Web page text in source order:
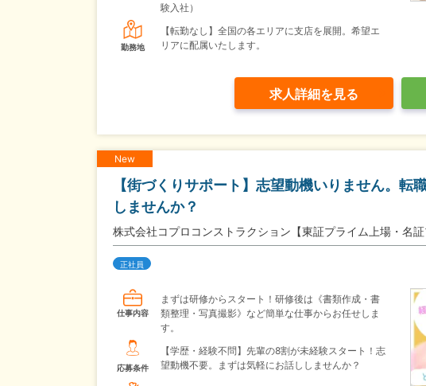
験入社）
勤務地
【転勤なし】全国の各エリアに支店を展開。希望エ
リアに配属いたします。
求人詳細を見る
New
【街づくりサポート】志望動機いりません。転
しませんか？
株式会社コプロコンストラクション【東証プライム上場・名証
正社員
仕事内容
まずは研修からスタート！研修後は《書類作成・書
類整理・写真撮影》など簡単な仕事からお任せしま
す。
応募条件
【学歴・経験不問】先輩の8割が未経験スタート！志
望動機不要。まずは気軽にお話ししませんか？